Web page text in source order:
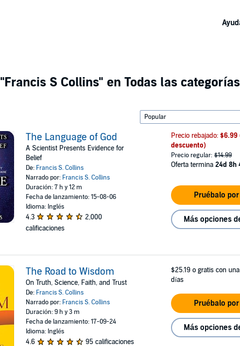
"Francis S Collins" en Todas las categorías
The Language of God
A Scientist Presents Evidence for
Belief
De: Francis S. Collins
Narrado por: Francis S. Collins
Duración: 7 h y 12 m
Fecha de lanzamiento: 15-08-06
Idioma: Inglés
4.3
2,000
calificaciones
Precio rebajado: $6.99
descuento)
Precio regular: $14.99
Oferta termina 24d 8h
Pruébalo
Más opciones
The Road to Wisdom
On Truth, Science, Faith, and Trust
De: Francis S. Collins
Narrado por: Francis S. Collins
Duración: 9 h y 3 m
Fecha de lanzamiento: 17-09-24
Idioma: Inglés
4.6 95 calificaciones
$25.19 o gratis con
días
Pruébalo
Más opciones